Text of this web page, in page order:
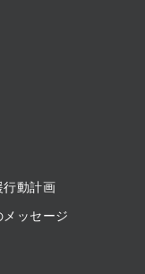
行動計画
ッセージ